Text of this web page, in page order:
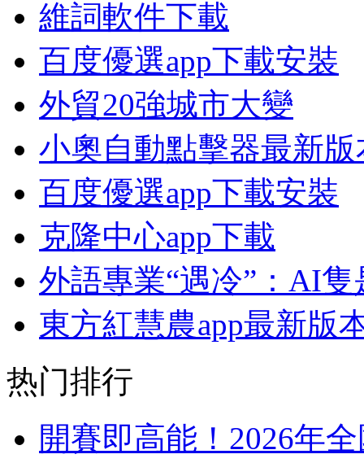
維詞軟件下載
百度優選app下載安裝
外貿20強城市大變
小奧自動點擊器最新
百度優選app下載安裝
克隆中心app下載
外語專業“遇冷”：AI隻
東方紅慧農app最新版
热门排行
開賽即高能！2026年